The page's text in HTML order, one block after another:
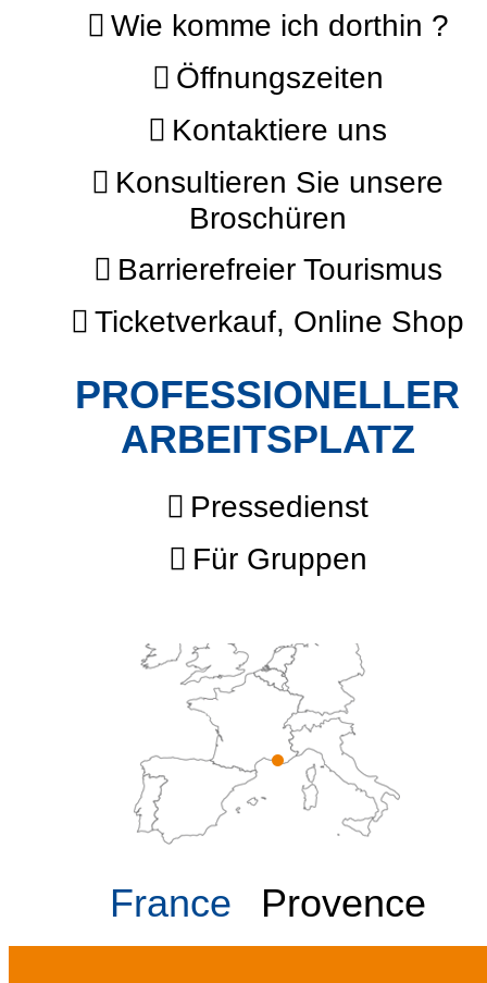
Wie komme ich dorthin ?
Öffnungszeiten
Kontaktiere uns
Konsultieren Sie unsere
Broschüren
Barrierefreier Tourismus
Ticketverkauf, Online Shop
PROFESSIONELLER
ARBEITSPLATZ
Pressedienst
Für Gruppen
France Provence